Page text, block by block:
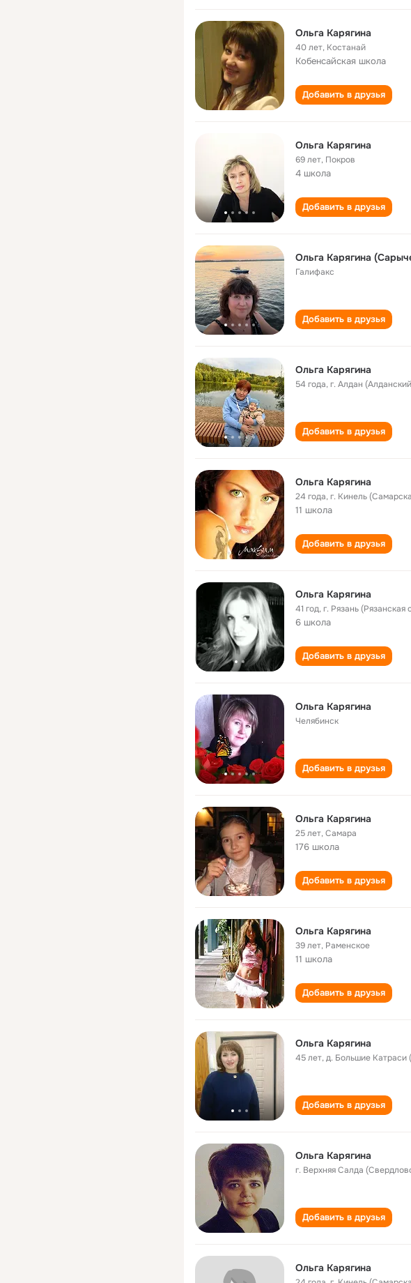
Ольга Карягина
40 лет, Костанай
Кобенсайская школа
Добавить в друзья
Ольга Карягина
69 лет, Покров
4 школа
Добавить в друзья
Ольга Карягина
Галифакс
Добавить в друзья
Ольга Карягина
54 года,г. Алдан
Добавить в друзья
Ольга Карягина
24 года,г. Кинель
11 школа
Добавить в друзья
Ольга Карягина
41 год,г. Рязань (Рязанская
6 школа
Добавить в друзья
Ольга Карягина
Челябинск
Добавить в друзья
Ольга Карягина
25 лет,Самара
176 школа
Добавить в друзья
Ольга Карягина
39 лет, Раменское
11 школа
Добавить в друзья
Ольга Карягина
45 лет,д. Большие Катраси
Добавить в друзья
Ольга Карягина
г. Верхняя Салда
Добавить в друзья
Ольга Карягина